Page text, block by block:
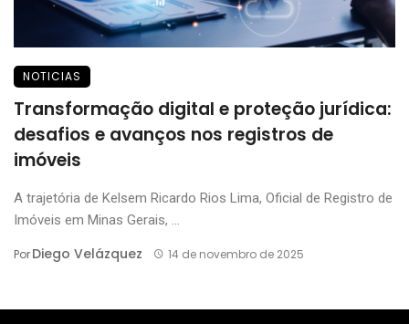
NOTICIAS
Transformação digital e proteção jurídica:
desafios e avanços nos registros de
imóveis
A trajetória de Kelsem Ricardo Rios Lima, Oficial de Registro de
Imóveis em Minas Gerais, ...
PorDiego Velázquez 14 de novembro de 2025